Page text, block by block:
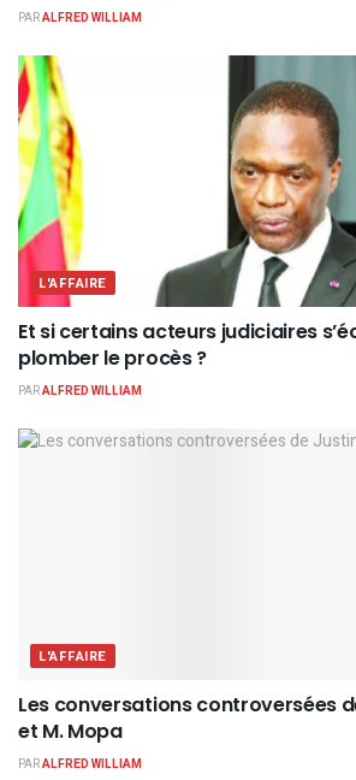
PARALFRED WILLIAM
L'AFFAIRE
Et si certains acteurs judiciaires
plomber le procès ?
PARALFRED WILLIAM
L'AFFAIRE
Les conversations controversées
et M. Mopa
PARALFRED WILLIAM